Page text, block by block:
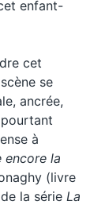
enfant-
cet
se
ancrée,
à
encore la
(livre
la série La